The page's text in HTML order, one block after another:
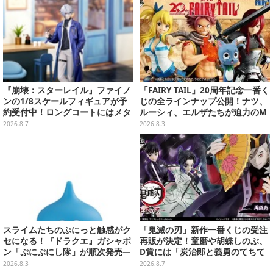
『崩壊：スターレイル』ファイノ
ンの1/8スケールフィギュアが予
約受付中！ロングコートにはメタ
リック塗装を施し、高級感を演出
2026.8.7
「FAIRY TAIL」20周年記念一番く
じの全ラインナップ公開！ナツ、
ルーシィ、エルザたちが迫力のM
ASTERLISEで初登場
2026.8.3
スライムたちのぷにっと触感がク
セになる！『ドラクエ』ガシャポ
ン「ぷにぷにし隊」が順次発売―
全4種ではぐれメタルは固め
2026.8.3
「鬼滅の刃」新作一番くじの受注
再販が決定！童磨や胡蝶しのぶ、
D賞には「炭治郎と義勇のてちて
ちフィギュア」も
2026.8.7